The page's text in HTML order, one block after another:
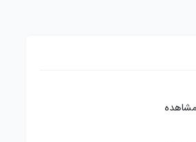
مشاهده